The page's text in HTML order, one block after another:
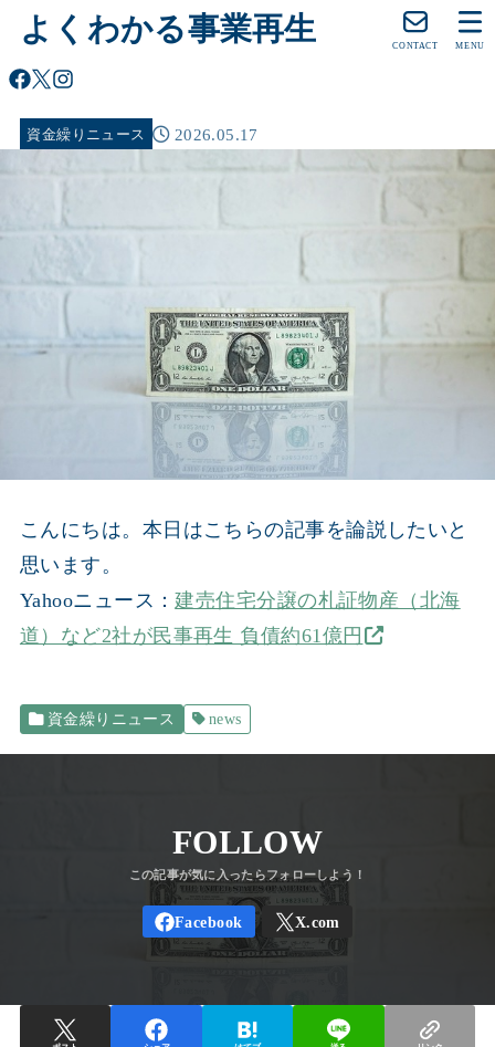
よくわかる事業再生 CONTACT MENU
資金繰りニュース 2026.05.17
こんにちは。本日はこちらの記事を論説したいと
思います。
Yahooニュース：建売住宅分譲の札証物産（北海
道）など2社が民事再生 負債約61億円
資金繰りニュース news
FOLLOW